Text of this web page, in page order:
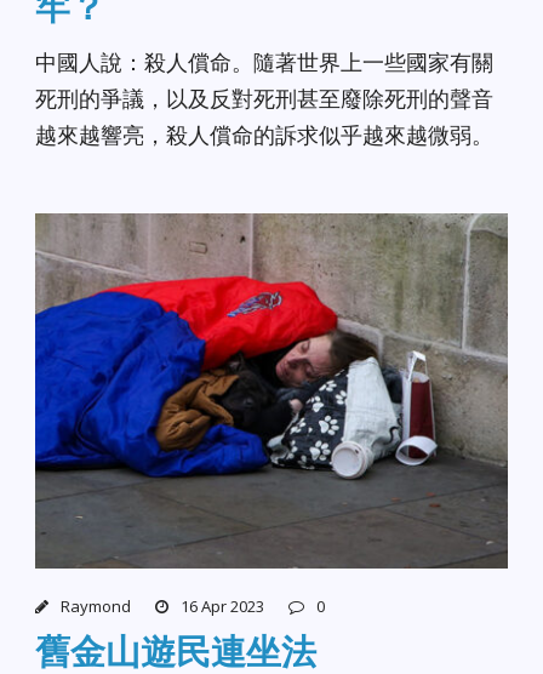
中國人說：殺人償命。隨著世界上一些國家有關
死刑的爭議，以及反對死刑甚至廢除死刑的聲音
越來越響亮，殺人償命的訴求似乎越來越微弱。
Raymond 16 Apr 2023 0
舊金山遊民連坐法